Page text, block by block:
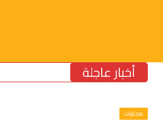
أخبار عاجلة
محليات